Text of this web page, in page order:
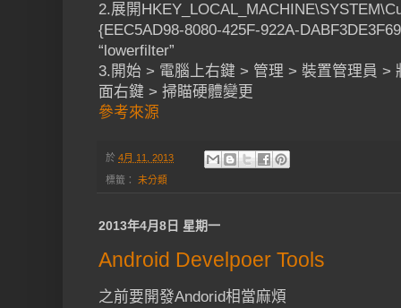
2.展開
{EEC5AD98-8080-425F-922A-
“lowerfilter”
3.開始 > 電腦上右鍵 > 管理 > 裝置管理員 >
面右鍵 > 掃瞄硬體變更
參考來源
於 4月 11, 2013
標籤： 未分類
2013年4月8日 星期一
Android Develpoer Tools
之前要開發Andorid相當麻煩